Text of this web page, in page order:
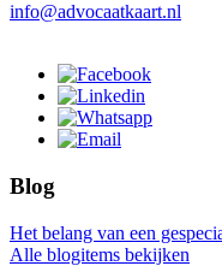
info@advocaatkaart.nl
Blog
Het belang van een
Alle blogitems bekijken